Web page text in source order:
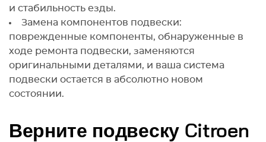
и стабильность езды.
Замена компонентов подвески:
поврежденные компоненты, обнаруженные в
ходе ремонта подвески, заменяются
оригинальными деталями, и ваша система
подвески остается в абсолютно новом
состоянии.
Верните подвеску Citroen